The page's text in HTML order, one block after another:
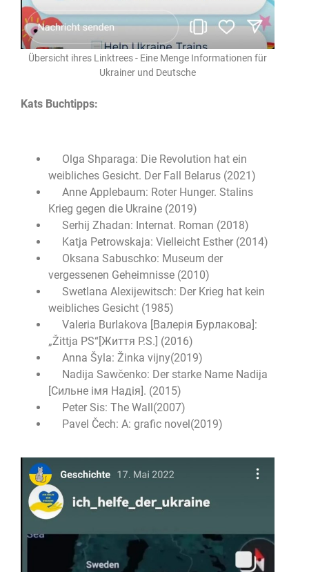
Übersicht ihres Linktrees - Eine Menge Informationen für
Ukrainer und Deutsche
Kats Buchtipps:
Olga Shparaga: Die Revolution hat ein
weibliches Gesicht. Der Fall Belarus (2021)
Anne Applebaum: Roter Hunger. Stalins
Krieg gegen die Ukraine (2019)
Serhij Zhadan: Internat. Roman (2018)
Katja Petrowskaja: Vielleicht Esther (2014)
Oksana Sabuschko: Museum der
vergessenen Geheimnisse (2010)
Swetlana Alexijewitsch: Der Krieg hat kein
weibliches Gesicht (1985)
Valeria Burlakova [Валерія Бурлакова]:
„Žittja PS“[Життя P.S.] (2016)
Anna Šyla: Žinka vijny(2019)
Nadija Sawčenko: Der starke Name Nadija
[Сильне імя Надія]. (2015)
Peter Sis: The Wall(2007)
Pavel Čech: A: grafic novel(2019)